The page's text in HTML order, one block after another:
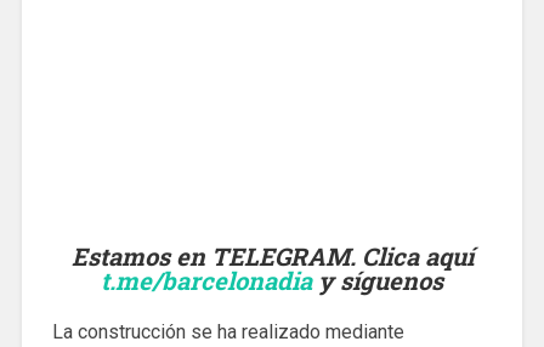
Estamos en TELEGRAM. Clica aquí
t.me/barcelonadia y síguenos
La construcción se ha realizado mediante